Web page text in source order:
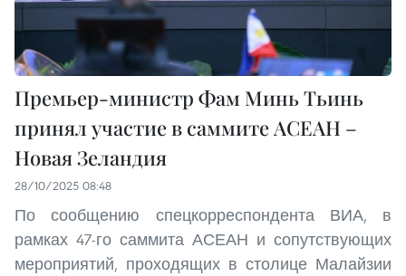
Премьер-министр Фам Минь Тьинь
принял участие в саммите АСЕАН –
Новая Зеландия
28/10/2025 08:48
По сообщению спецкорреспондента ВИА, в
рамках 47-го саммита АСЕАН и сопутствующих
мероприятий, проходящих в столице Малайзии